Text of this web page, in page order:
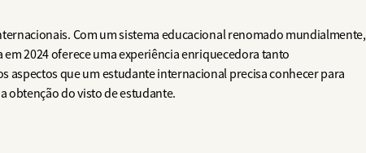
Com um sistema educacional renomado mundialmente,
2024 oferece uma experiência enriquecedora tanto
aspectos que um estudante internacional precisa conhecer para
obtenção do visto de estudante.